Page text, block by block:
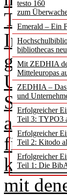
testo 160
zum
Emerald – Ein
bibliothecas
Mit ZEDHIA
Mitteleuropas
ZEDHIA –
und
Erfolgreicher
Teil 3: TYPO3
Erfolgreicher
Teil 2: Kitodo
Erfolgreicher
Teil 1: Die
TDM
gleich
finden
kann
mit